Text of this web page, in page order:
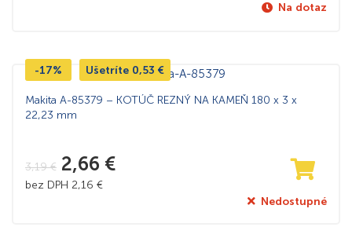
Na dotaz
-17% Ušetríte 0,53 €
Makita A-85379 – KOTÚČ REZNÝ NA KAMEŇ 180 x 3 x
22,23 mm
3,19€ 2,66 €
bez DPH 2,16 €
Nedostupné